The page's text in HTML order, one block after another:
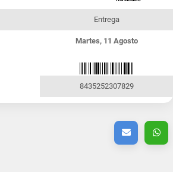
Entrega
Martes, 11 Agosto
8435252307829